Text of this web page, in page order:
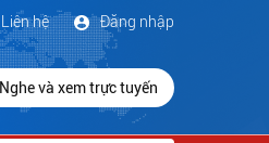
Đăng nhập
Liên hệ
Nghe và xem trực tuyến